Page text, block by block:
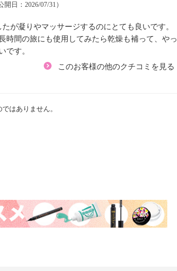
日：2026/07/31）
が凝りやマッサージするのにとても良いです。
間の旅にも使用してみたら乾燥も補って、やっ
す。
このお客様の他のクチコミを見る
はありません。